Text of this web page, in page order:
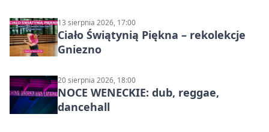
13 sierpnia 2026, 17:00
Ciało Świątynią Piękna – rekolekcje
Gniezno
20 sierpnia 2026, 18:00
NOCE WENECKIE: dub, reggae,
dancehall